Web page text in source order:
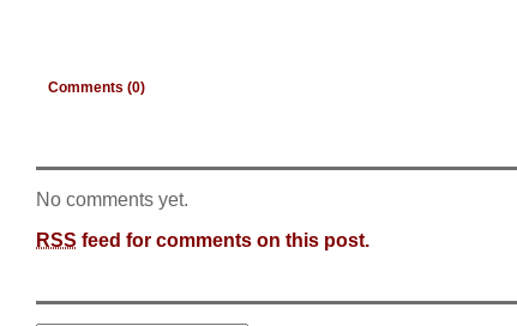
Comments (0)
No comments yet.
RSS feed for comments on this post.